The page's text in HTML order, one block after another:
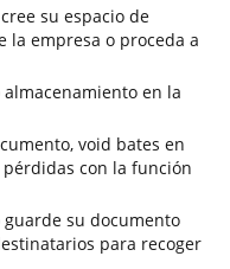
su espacio de
la empresa o proceda a
almacenamiento en la
void bates en
con la función
guarde su documento
para recoger